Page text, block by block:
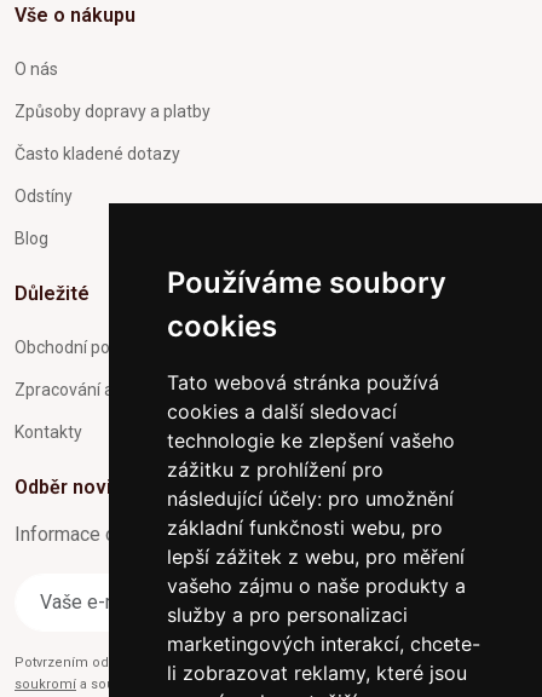
Používáme soubory
cookies
Tato webová stránka používá
cookies a další sledovací
technologie ke zlepšení vašeho
zážitku z prohlížení pro
následující účely: pro umožnění
základní funkčnosti webu, pro
lepší zážitek z webu, pro měření
vašeho zájmu o naše produkty a
služby a pro personalizaci
marketingových interakcí, chcete-
li zobrazovat reklamy, které jsou
Vše o nákupu
O nás
Způsoby dopravy a platby
Často kladené dotazy
Odstíny
Blog
Důležité
Obchodní podmínky
Zpracování a ochrana osobních údajů
Kontakty
Odběr novinek
Informace o Novinkách a užitečné rady max. 1x za týden
Odebírat
Potvrzením odběru současně souhlasíte s našimi podmínkami o
soukromí a současně nám udělujete souhlas se zasíláním obchodních e-mailů.